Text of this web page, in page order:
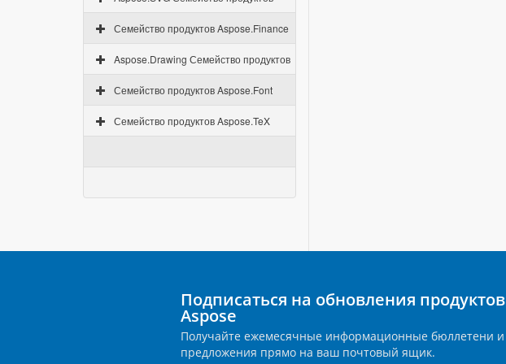
Семейство продуктов Aspose.Finance
Aspose.Drawing Семейство продуктов
Семейство продуктов Aspose.Font
Семейство продуктов Aspose.TeX
Подписаться на обновления продуктов
Aspose
Получайте ежемесячные информационные бюллетени и
предложения прямо на ваш почтовый ящик.